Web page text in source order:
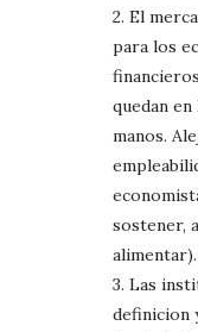
2. El
para los
quedan
manos.
sostener,
alimentar).
3. Las
definicion